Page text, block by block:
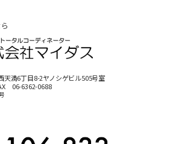
天満6丁目8-2ヤノシゲビル505号室
06-6362-0688